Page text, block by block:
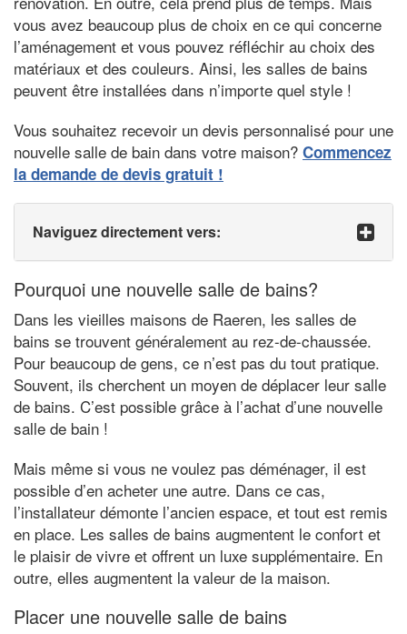
vous avez beaucoup plus de choix en ce qui concerne
l’aménagement et vous pouvez réfléchir au choix des
matériaux et des couleurs. Ainsi, les salles de bains
peuvent être installées dans n’importe quel style !
Vous souhaitez recevoir un devis personnalisé pour une
nouvelle salle de bain dans votre maison? Commencez
la demande de devis gratuit !
Naviguez directement vers:
Pourquoi une nouvelle salle de bains?
Dans les vieilles maisons de Raeren, les salles de
bains se trouvent généralement au rez-de-chaussée.
Pour beaucoup de gens, ce n’est pas du tout pratique.
Souvent, ils cherchent un moyen de déplacer leur salle
de bains. C’est possible grâce à l’achat d’une nouvelle
salle de bain !
Mais même si vous ne voulez pas déménager, il est
possible d’en acheter une autre. Dans ce cas,
l’installateur démonte l’ancien espace, et tout est remis
en place. Les salles de bains augmentent le confort et
le plaisir de vivre et offrent un luxe supplémentaire. En
outre, elles augmentent la valeur de la maison.
Placer une nouvelle salle de bains